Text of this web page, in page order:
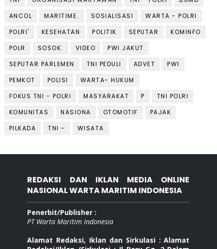
ANCOL
MARITIME. SOSIALISASI
WARTA - POLRI
POLRI'
KESEHATAN POLITIK SEPUTAR
KOMINFO
POLR
SOSOK. VIDEO
PWI JAKUT
SEPUTAR PARLEMEN
TNI PEDULI ADVET
PWI
PEMKOT
POLISI
WARTA- HUKUM
FOKUS TNI - POLRI
MASYARAKAT P
TNI POLRI
KOMUNITAS
NASIONA OTOMOTIF
PAJAK
PILKADA
TNI - WISATA
REDAKSI DAN IKLAN MEDIA ONLINE
NASIONAL WARTA MARITIM INDONESIA
Penerbit/Publisher :
PT Warta Maritim Indonesia
Alamat Redaksi, Iklan dan Sirkulasi : Alamat